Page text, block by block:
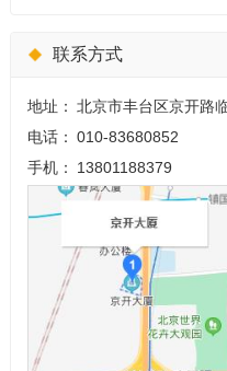
联系方式
地址： 北京市丰台区京开路
电话： 010-83680852
手机：
13801188379